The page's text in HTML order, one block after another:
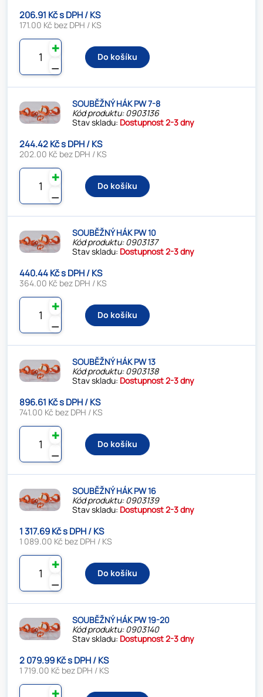
206.91 Kč s DPH / KS
171.00 Kč bez DPH / KS
⚊
✚
Do košíku
SOUBĚŽNÝ HÁK PW 7-8
Kód produktu: 0903136
Stav skladu: Dostupnost 2-3 dny
244.42 Kč s DPH / KS
202.00 Kč bez DPH / KS
⚊
✚
Do košíku
SOUBĚŽNÝ HÁK PW 10
Kód produktu: 0903137
Stav skladu: Dostupnost 2-3 dny
440.44 Kč s DPH / KS
364.00 Kč bez DPH / KS
⚊
✚
Do košíku
SOUBĚŽNÝ HÁK PW 13
Kód produktu: 0903138
Stav skladu: Dostupnost 2-3 dny
896.61 Kč s DPH / KS
741.00 Kč bez DPH / KS
⚊
✚
Do košíku
SOUBĚŽNÝ HÁK PW 16
Kód produktu: 0903139
Stav skladu: Dostupnost 2-3 dny
1 317.69 Kč s DPH / KS
1 089.00 Kč bez DPH / KS
⚊
✚
Do košíku
SOUBĚŽNÝ HÁK PW 19-20
Kód produktu: 0903140
Stav skladu: Dostupnost 2-3 dny
2 079.99 Kč s DPH / KS
1 719.00 Kč bez DPH / KS
✚